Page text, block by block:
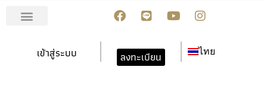
เข้าสู่ระบบ ลงทะเบียน ไทย